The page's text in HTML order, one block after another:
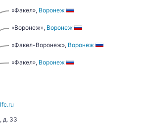
«Факел», Воронеж
«Воронеж», Воронеж
«Факел-Воронеж», Воронеж
«Факел», Воронеж
д. 33